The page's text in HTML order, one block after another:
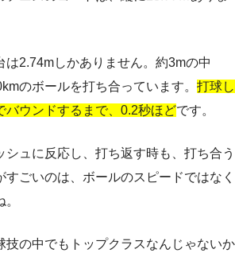
は2.74mしかありません。約3mの中
のボールを打ち合っています。 打球し
バウンドするまで、0.2秒ほどです。
シュに反応し、打ち返す時も、打ち合う
すごいのは、ボールのスピードではなく
技の中でもトップクラスなんじゃないか